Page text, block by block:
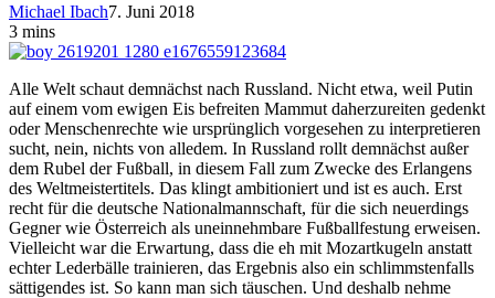
Michael Ibach7. Juni 2018
3 mins
Alle Welt schaut demnächst nach Russland. Nicht etwa, weil Putin
auf einem vom ewigen Eis befreiten Mammut daherzureiten gedenkt
oder Menschenrechte wie ursprünglich vorgesehen zu interpretieren
sucht, nein, nichts von alledem. In Russland rollt demnächst außer
dem Rubel der Fußball, in diesem Fall zum Zwecke des Erlangens
des Weltmeistertitels. Das klingt ambitioniert und ist es auch. Erst
recht für die deutsche Nationalmannschaft, für die sich neuerdings
Gegner wie Österreich als uneinnehmbare Fußballfestung erweisen.
Vielleicht war die Erwartung, dass die eh mit Mozartkugeln anstatt
echter Lederbälle trainieren, das Ergebnis also ein schlimmstenfalls
sättigendes ist. So kann man sich täuschen. Und deshalb nehme